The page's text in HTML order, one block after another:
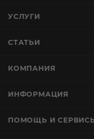
Мальбек красное сухое
В наличии:
По карте:
ЗАРЕЗЕРВИРОВАТЬ